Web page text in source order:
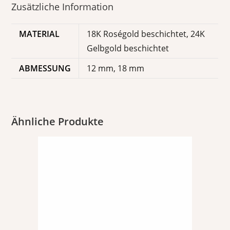
Zusätzliche Information
MATERIAL
18K Roségold beschichtet, 24K
Gelbgold beschichtet
ABMESSUNG
12 mm, 18 mm
Ähnliche Produkte